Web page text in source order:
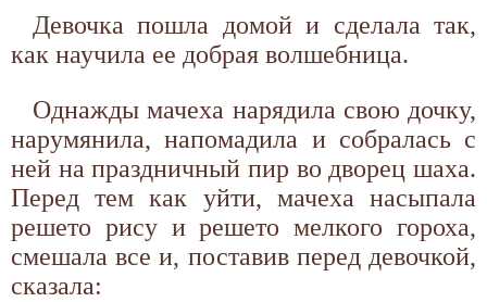
Девочка пошла домой и сделала так,
как научила ее добрая волшебница.
Однажды мачеха нарядила свою дочку,
нарумянила, напомадила и собралась с
ней на праздничный пир во дворец шаха.
Перед тем как уйти, мачеха насыпала
решето рису и решето мелкого гороха,
смешала все и, поставив перед девочкой,
сказала: